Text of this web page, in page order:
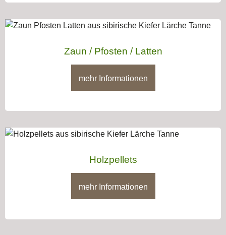
Zaun / Pfosten / Latten
mehr Informationen
Holzpellets
mehr Informationen